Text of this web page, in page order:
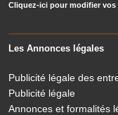
Cliquez-ici pour modifier vos
Les Annonces légales
Publicité légale des
Publicité légale
Annonces et formalités